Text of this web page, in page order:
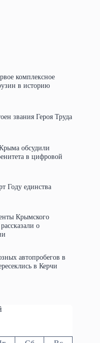
комплексное
в историю
звания Героя Труда
обсудили
в цифровой
Году единства
Крымского
о
автопробегов в
в Керчи